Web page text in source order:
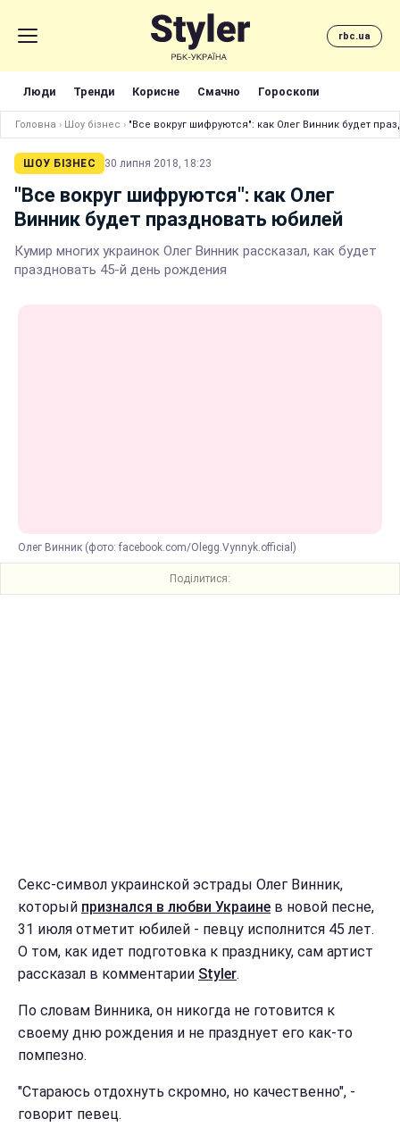
rbc.ua
Люди Тренди Корисне Смачно Гороскопи
Головна › Шоу бізнес › "Все вокруг шифруются": как Олег Винник будет
ШОУ БІЗНЕС 30 липня 2018, 18:23
"Все вокруг шифруются": как Олег
Винник будет праздновать юбилей
Кумир многих украинок Олег Винник рассказал, как будет
праздновать 45-й день рождения
Олег Винник (фото: facebook.com/Olegg.Vynnyk.official)
Поділитися:
Секс-символ украинской эстрады Олег Винник,
который признался в любви Украине в новой песне,
31 июля отметит юбилей - певцу исполнится 45 лет.
О том, как идет подготовка к празднику, сам артист
рассказал в комментарии Styler.
По словам Винника, он никогда не готовится к
своему дню рождения и не празднует его как-то
помпезно.
"Стараюсь отдохнуть скромно, но качественно", -
говорит певец.